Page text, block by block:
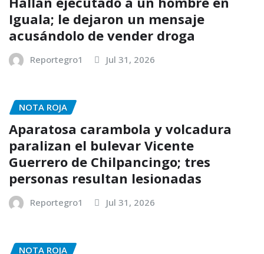
Iguala; le dejaron un mensaje
acusándolo de vender droga
Reportegro1 Jul 31, 2026
NOTA ROJA
Aparatosa carambola y volcadura
paralizan el bulevar Vicente
Guerrero de Chilpancingo; tres
personas resultan lesionadas
Reportegro1 Jul 31, 2026
NOTA ROJA